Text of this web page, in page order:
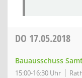
DO 17.05.2018
Bauausschuss
15:00-16:30 Uhr